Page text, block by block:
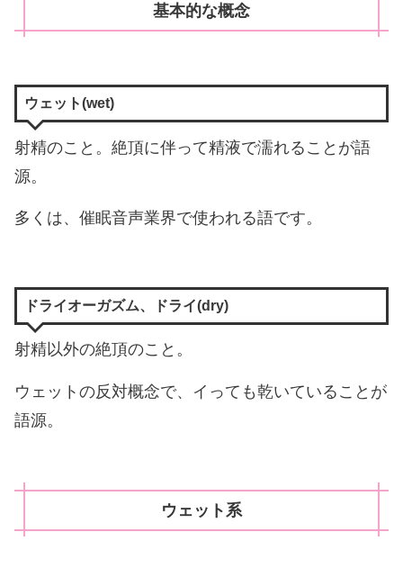
基本的な概念
ウェット(wet)
射精のこと。絶頂に伴って精液で濡れることが語
源。
多くは、催眠音声業界で使われる語です。
ドライオーガズム、ドライ(dry)
射精以外の絶頂のこと。
ウェットの反対概念で、イっても乾いていることが
語源。
ウェット系